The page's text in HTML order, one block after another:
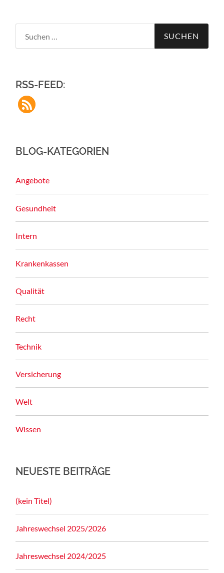
RSS-FEED:
BLOG-KATEGORIEN
Angebote
Gesundheit
Intern
Krankenkassen
Qualität
Recht
Technik
Versicherung
Welt
Wissen
NEUESTE BEITRÄGE
(kein Titel)
Jahreswechsel 2025/2026
Jahreswechsel 2024/2025